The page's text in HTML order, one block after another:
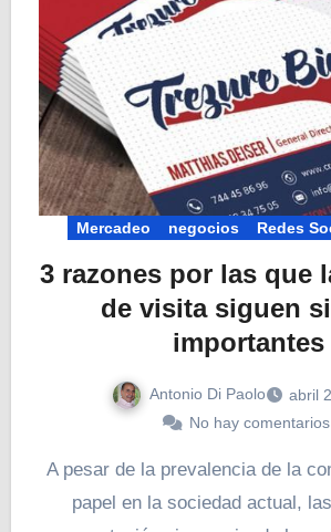
Mercadeo negocios Redes
3 razones por las que
de visita siguen
importantes
Antonio Di Paolo
abril
No hay comentarios
A pesar de la prevalencia de la comunicación sin
papel en la sociedad actual,